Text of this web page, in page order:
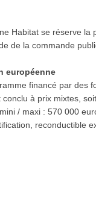
Habitat se réserve la
de la commande
européenne
financé par des
conclu à prix mixtes,
/ maxi : 570 000
reconductible